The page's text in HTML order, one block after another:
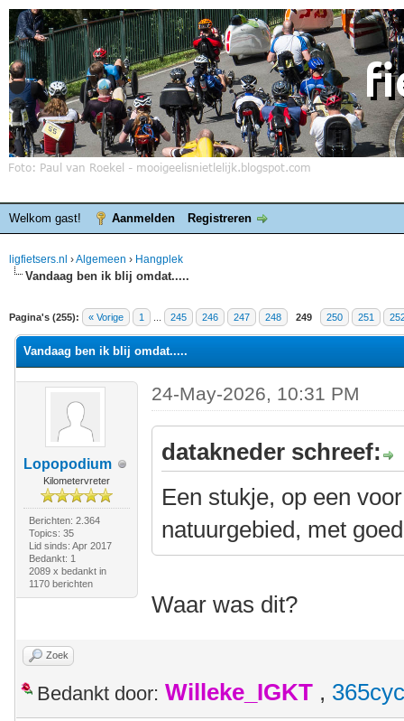
Welkom gast! Aanmelden Registreren
ligfietsers.nl ›Algemeen › Hangplek
Vandaag ben ik blij omdat.....
Pagina's (255): « Vorige 1 245 246 247 248 249 250 251
waardering is 4.25
Vandaag ben ik blij omdat.....
Lopopodium
Kilometervreter
Berichten: 2.364
Topics: 35
Lid sinds: Apr 2017
Bedankt: 1
2089 x bedankt in
1170 berichten
24-May-2026, 10:31 PM
datakneder schreef:
Een stukje, op een
natuurgebied, met
Waar was dit?
Zoek
Bedankt door: Willeke_IGKT ,